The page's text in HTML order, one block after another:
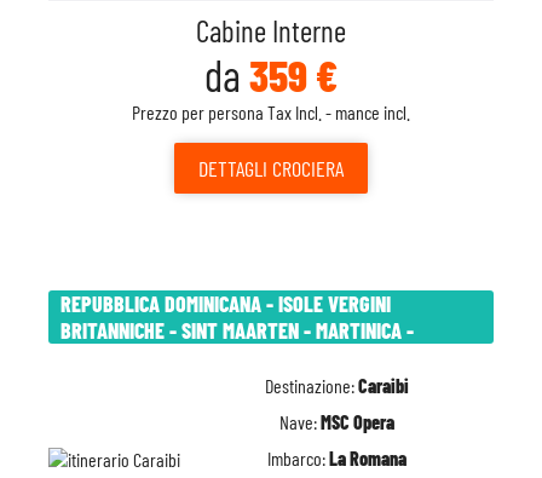
Cabine Interne
da 359 €
Prezzo per persona Tax Incl. - mance incl.
DETTAGLI CROCIERA
REPUBBLICA DOMINICANA - ISOLE VERGINI
BRITANNICHE - SINT MAARTEN - MARTINICA -
Destinazione:Caraibi
Nave:MSC Opera
Imbarco:La Romana